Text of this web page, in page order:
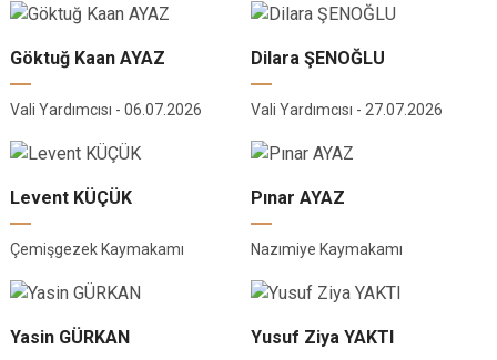
Göktuğ Kaan AYAZ
Vali Yardımcısı - 06.07.2026
Dilara ŞENOĞLU
Vali Yardımcısı - 27.07.2026
Levent KÜÇÜK
Çemişgezek Kaymakamı
Pınar AYAZ
Nazımiye Kaymakamı
Yasin GÜRKAN Yusuf Ziya YAKTI